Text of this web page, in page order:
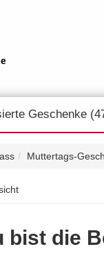
Geschenke
Muttertags-
bist die